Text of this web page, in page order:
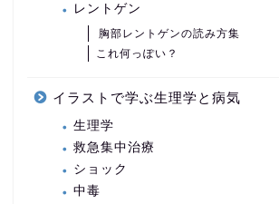
レントゲン
胸部レントゲンの読み方集
これ何っぽい？
イラストで学ぶ生理学と病気
生理学
救急集中治療
ショック
中毒